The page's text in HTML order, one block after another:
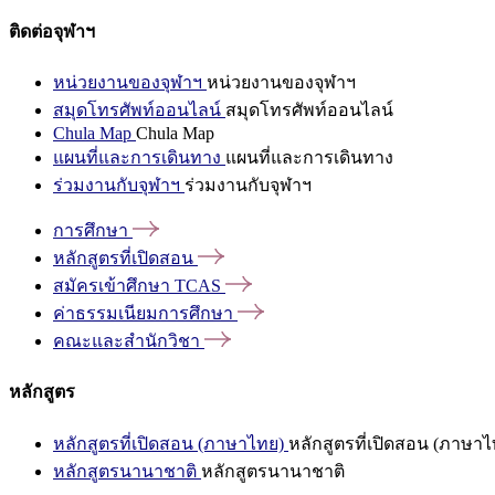
ติดต่อจุฬาฯ
หน่วยงานของจุฬาฯ หน่วยงานของจุฬาฯ
สมุดโทรศัพท์ออนไลน์ สมุดโทรศัพท์ออนไลน์
Chula Map Chula Map
แผนที่และการเดินทาง แผนที่และการเดินทาง
ร่วมงานกับจุฬาฯ ร่วมงานกับจุฬาฯ
การศึกษา
หลักสูตรที่เปิดสอน
สมัครเข้าศึกษา TCAS
ค่าธรรมเนียมการศึกษา
คณะและสำนักวิชา
หลักสูตร
หลักสูตรที่เปิดสอน (ภาษาไทย) หลักสูตรที่เปิดสอน (ภาษาไ
หลักสูตรนานาชาติ หลักสูตรนานาชาติ